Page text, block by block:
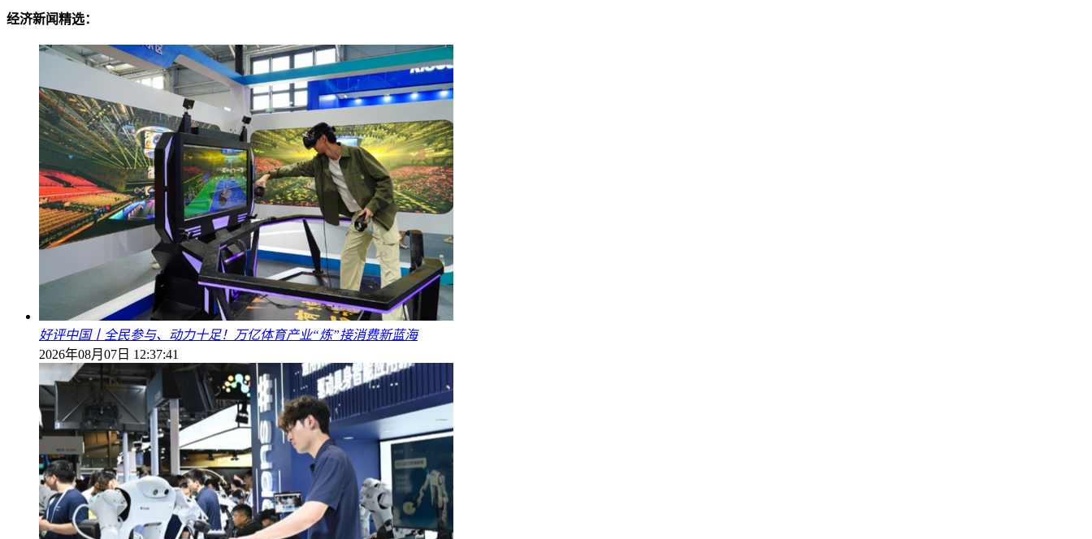
经济新闻精选：
好评中国丨全民参与、动力十足！万亿体育产业“炼”接消费新蓝海
2026年08月07日 12:37:41